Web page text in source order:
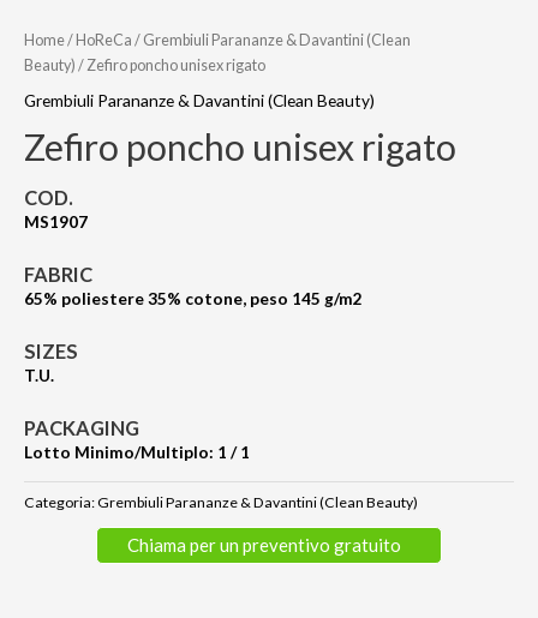
Home/ HoReCa / Grembiuli Parananze & Davantini (Clean
Beauty) / Zefiro poncho unisex rigato
Grembiuli Parananze & Davantini (Clean Beauty)
Zefiro poncho unisex rigato
COD.
MS1907
FABRIC
65% poliestere 35% cotone, peso 145 g/m2
SIZES
T.U.
PACKAGING
Lotto Minimo/Multiplo: 1 / 1
Categoria:Grembiuli Parananze & Davantini (Clean Beauty)
Chiama per un preventivo gratuito